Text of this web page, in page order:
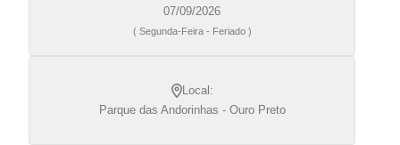
07/09/2026
( Segunda-Feira - Feriado )
Local:
Parque das Andorinhas - Ouro Preto